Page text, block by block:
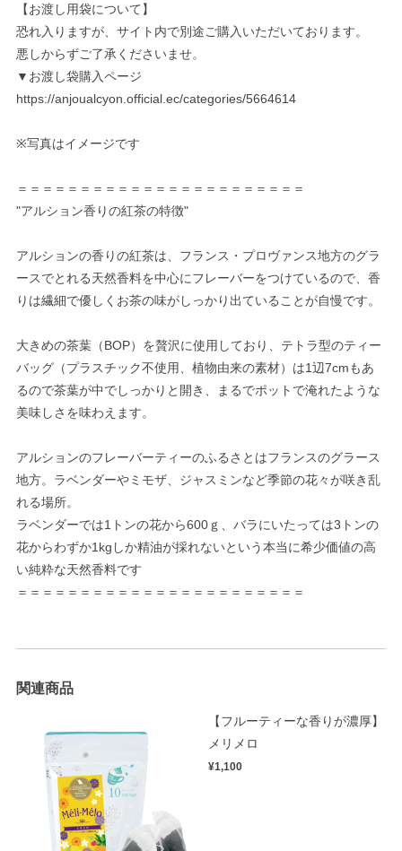
【お渡し用袋について】
恐れ入りますが、サイト内で別途ご購入いただいております。
悪しからずご了承くださいませ。
▼お渡し袋購入ページ
https://anjoualcyon.official.ec/categories/5664614
※写真はイメージです
＝＝＝＝＝＝＝＝＝＝＝＝＝＝＝＝＝＝＝＝＝＝＝
"アルション香りの紅茶の特徴"
アルションの香りの紅茶は、フランス・プロヴァンス地方のグラ
ースでとれる天然香料を中心にフレーバーをつけているので、香
りは繊細で優しくお茶の味がしっかり出ていることが自慢です。
大きめの茶葉（BOP）を贅沢に使用しており、テトラ型のティー
バッグ（プラスチック不使用、植物由来の素材）は1辺7cmもあ
るので茶葉が中でしっかりと開き、まるでポットで淹れたような
美味しさを味わえます。
アルションのフレーバーティーのふるさとはフランスのグラース
地方。ラベンダーやミモザ、ジャスミンなど季節の花々が咲き乱
れる場所。
ラベンダーでは1トンの花から600ｇ、バラにいたっては3トンの
花からわずか1kgしか精油が採れないという本当に希少価値の高
い純粋な天然香料です
＝＝＝＝＝＝＝＝＝＝＝＝＝＝＝＝＝＝＝＝＝＝＝
関連商品
【フルーティーな香りが濃厚】
メリメロ
¥1,100